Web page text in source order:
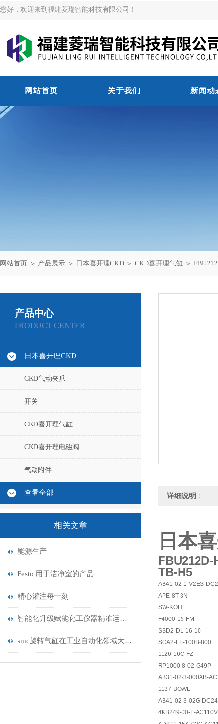
您好，欢迎来到福建菱瑞智能科技有限公司！
网站首页 关于我们 新闻动
网站首页 ＞ 产品展示 ＞ 日本喜开理CKD ＞ CKD喜开理气缸 ＞
产品中心
PRODUCT CENTER
日本喜开理CKD
CKD气动夹爪
开关
CKD喜开理气缸
CKD喜开理电磁阀
气动附件
查看全部
相关文章
能源生产
Festo 用于洁净室的产品
精心灌注每一刻
智能化升级赋能化工仪器精准运维——探析在线分析仪器的校准技术与应用优化
smc旋转气缸在工业自动化领域大放异彩
详细说明：
日本
FBU212D-
TB-H5
AB41-02-1-V2ES-
APE-8T-3N
SW-KOH
F4000-15-FM
SSD2-DL-16-10
SCA2-LB-100B-800
1126-16C-FZ
RP1000-8-02-G49P
AB31-02-3-000AB-
1137-BOWL
AB41-02-3-02G-
4KB249-00-L-AC110V